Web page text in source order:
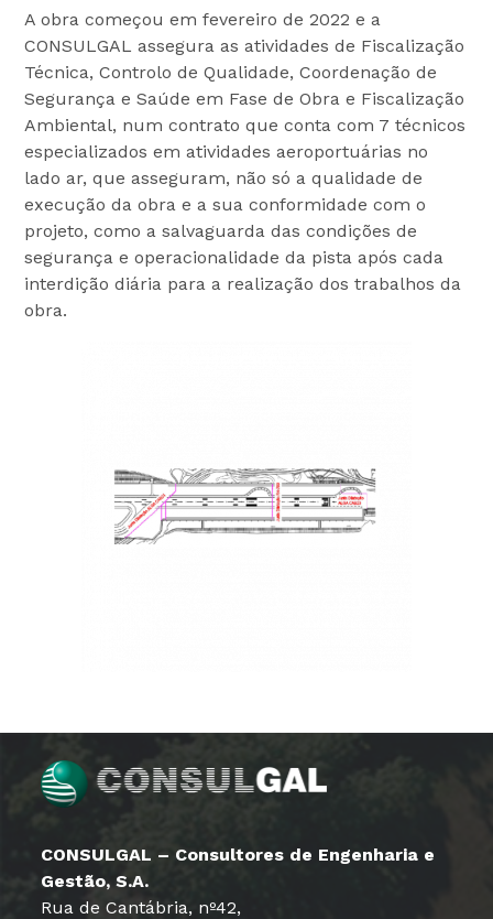
A obra começou em fevereiro de 2022 e a
CONSULGAL assegura as atividades de Fiscalização
Técnica, Controlo de Qualidade, Coordenação de
Segurança e Saúde em Fase de Obra e Fiscalização
Ambiental, num contrato que conta com 7 técnicos
especializados em atividades aeroportuárias no
lado ar, que asseguram, não só a qualidade de
execução da obra e a sua conformidade com o
projeto, como a salvaguarda das condições de
segurança e operacionalidade da pista após cada
interdição diária para a realização dos trabalhos da
obra.
CONSULGAL – Consultores de Engenharia e
Gestão, S.A.
Rua de Cantábria, nº42,